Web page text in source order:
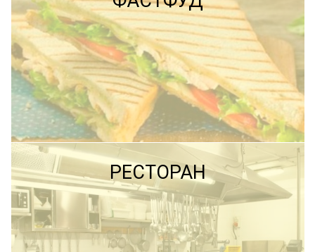
ПОДРОБНЕЕ ПОДРОБНЕЕ
РЕСТОРАН